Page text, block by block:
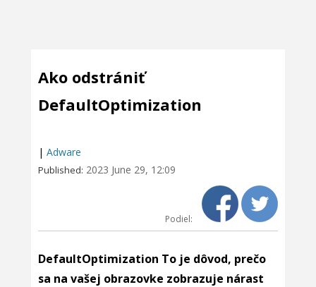
Ako odstrániť
DefaultOptimization
| Adware
Published: 2023 June 29, 12:09
Podiel:
DefaultOptimization To je dôvod, prečo
sa na vašej obrazovke zobrazuje nárast